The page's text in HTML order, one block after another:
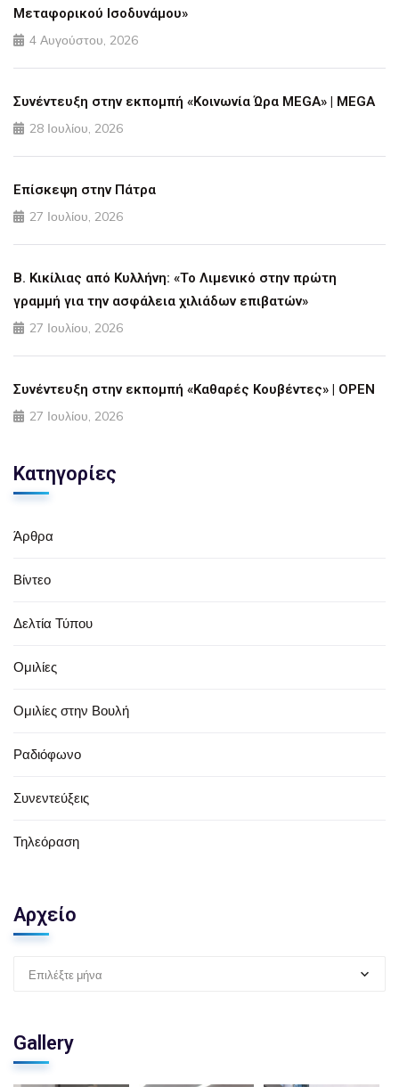
Μεταφορικού Ισοδυνάμου»
4 Αυγούστου, 2026
Συνέντευξη στην εκπομπή «Κοινωνία Ώρα MEGA» | MEGA
28 Ιουλίου, 2026
Επίσκεψη στην Πάτρα
27 Ιουλίου, 2026
Β. Κικίλιας από Κυλλήνη: «Το Λιμενικό στην πρώτη
γραμμή για την ασφάλεια χιλιάδων επιβατών»
27 Ιουλίου, 2026
Συνέντευξη στην εκπομπή «Καθαρές Κουβέντες» | OPEN
27 Ιουλίου, 2026
Κατηγορίες
Άρθρα
Βίντεο
Δελτία Τύπου
Ομιλίες
Ομιλίες στην Βουλή
Ραδιόφωνο
Συνεντεύξεις
Τηλεόραση
Αρχείο
Επιλέξτε μήνα
Gallery